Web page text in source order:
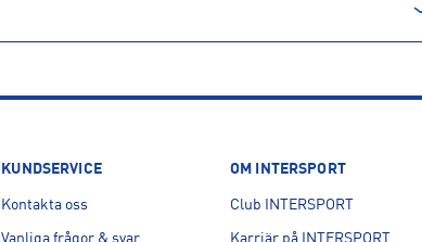
KUNDSERVICE
Kontakta oss
Vanliga frågor & svar
OM INTERSPORT
Club INTERSPORT
Karriär på INTERSPORT